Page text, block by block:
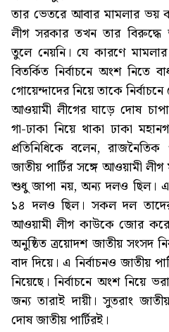
তার ভেতরে আবার মামলার
লীগ সরকার তখন তার
তুলে নেয়নি। যে কারণে
বিতর্কিত নির্বাচনে অংশ
গোয়েন্দাদের নিয়ে তাকে
আওয়ামী লীগের ঘাড়ে দোষ
গা-ঢাকা নিয়ে থাকা ঢাকা
প্রতিনিধিকে বলেন,
জাতীয় পার্টির সঙ্গে আওয়ামী
শুধু জাপা নয়, অন্য দলও ছিল।
১৪ দলও ছিল। সকল দল
আওয়ামী লীগ কাউকে জোর
অনুষ্ঠিত ত্রয়োদশ জাতীয় সংসদ
বাদ দিয়ে। এ নির্বাচনও জাতীয়
নিয়েছে। নির্বাচনে অংশ নিয়ে
জন্য তারাই দায়ী। সুতরাং
দোষ জাতীয় পার্টিরই।